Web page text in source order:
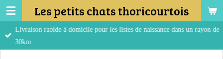
Passer
au
contenu
Les petits chats thoricourtois
Livraison rapide à domicile pour les listes de naissance dans un rayon de
30km